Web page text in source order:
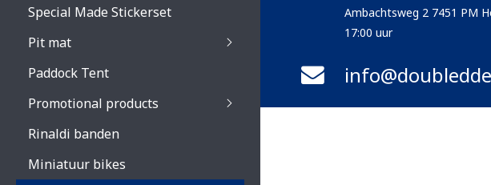
Special Made Stickerset
Pit mat
Paddock Tent
Promotional products
Rinaldi banden
Miniatuur bikes
Ambachtsweg 2 7451 PM
17:00 uur